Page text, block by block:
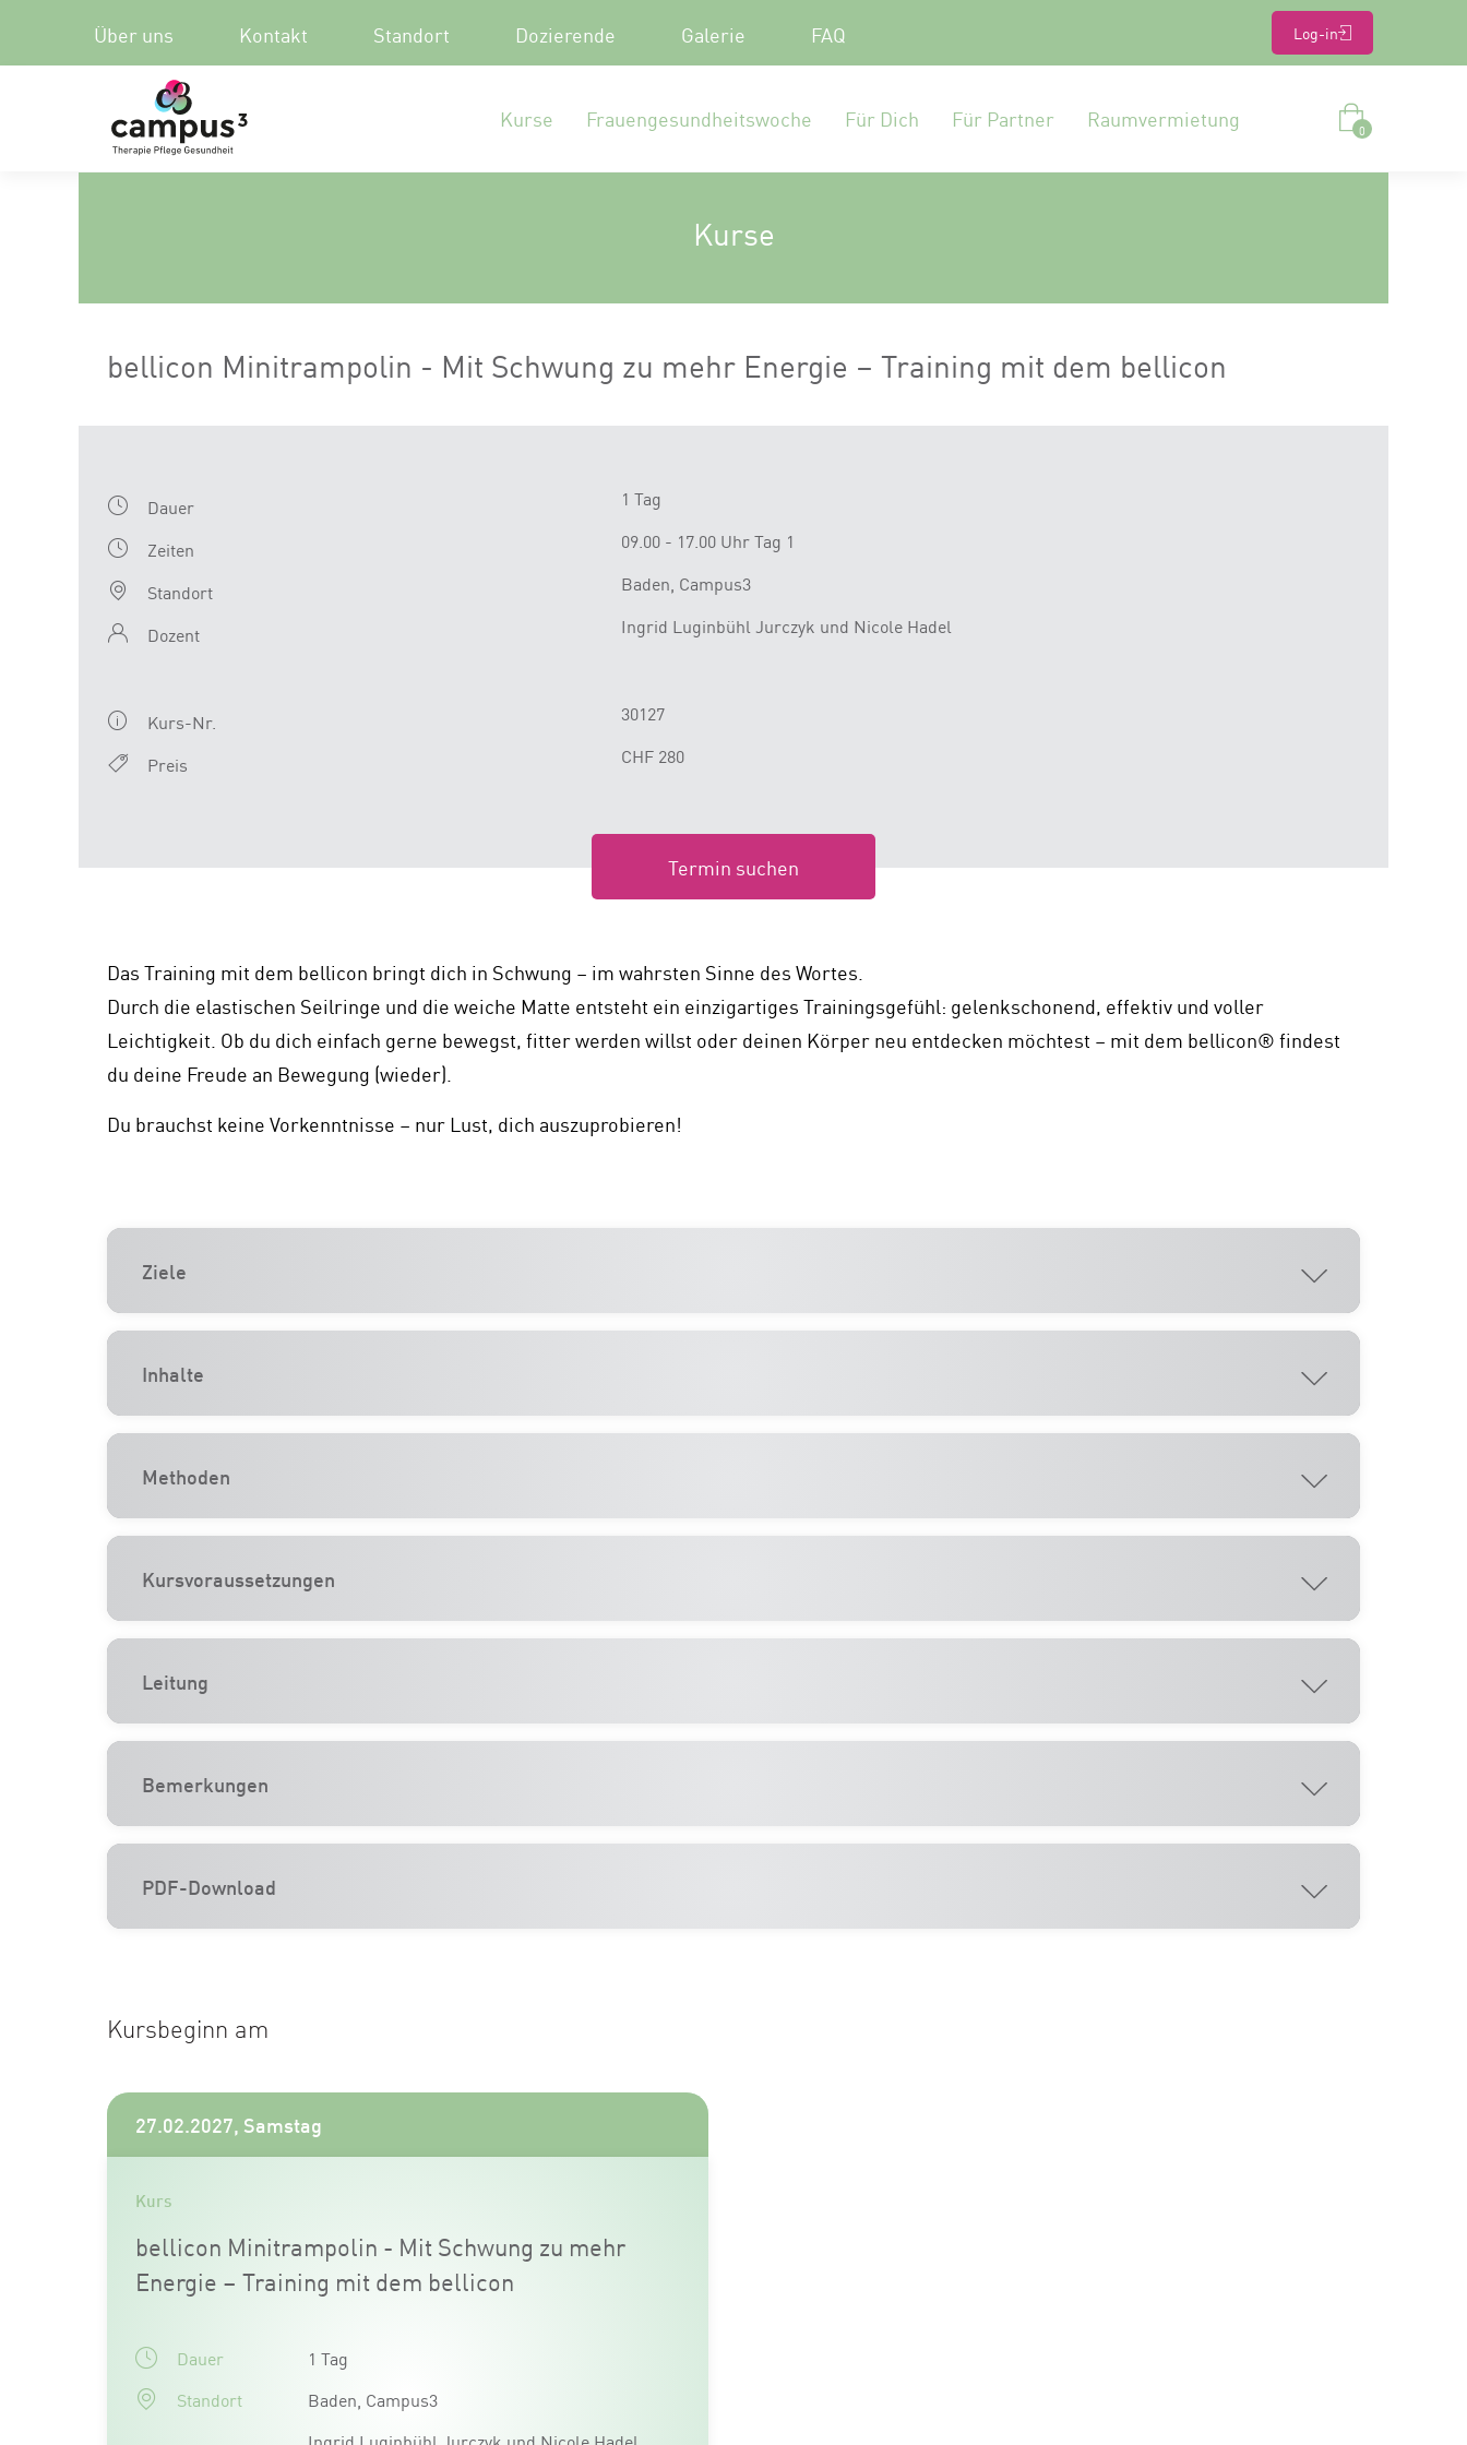
Über uns Kontakt Standort Dozierende Galerie FAQ Log-in
Kurse Frauengesundheitswoche Für Dich Für Partner Raumvermietung 0
Kurse
bellicon Minitrampolin - Mit Schwung zu mehr Energie – Training mit dem bellicon
Dauer
1 Tag
Zeiten
09.00 - 17.00 Uhr Tag 1
Standort
Baden, Campus3
Dozent
Ingrid Luginbühl Jurczyk und Nicole Hadel
Kurs-Nr.
30127
Preis
CHF 280
Termin suchen
Das Training mit dem bellicon bringt dich in Schwung – im wahrsten Sinne des Wortes.
Durch die elastischen Seilringe und die weiche Matte entsteht ein einzigartiges Trainingsgefühl: gelenkschonend, effektiv und voller
Leichtigkeit. Ob du dich einfach gerne bewegst, fitter werden willst oder deinen Körper neu entdecken möchtest – mit dem bellicon® findest
du deine Freude an Bewegung (wieder).
Du brauchst keine Vorkenntnisse – nur Lust, dich auszuprobieren!
Ziele
Inhalte
Methoden
Kursvoraussetzungen
Leitung
Bemerkungen
PDF-Download
Kursbeginn am
27.02.2027, Samstag
Kurs
bellicon Minitrampolin - Mit Schwung zu mehr
Energie – Training mit dem bellicon
Dauer
1 Tag
Standort
Baden, Campus3